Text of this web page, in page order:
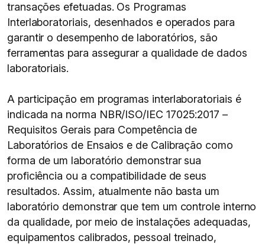
transações efetuadas. Os Programas
Interlaboratoriais, desenhados e operados para
garantir o desempenho de laboratórios, são
ferramentas para assegurar a qualidade de dados
laboratoriais.
A participação em programas interlaboratoriais é
indicada na norma NBR/ISO/IEC 17025:2017 –
Requisitos Gerais para Competência de
Laboratórios de Ensaios e de Calibração como
forma de um laboratório demonstrar sua
proficiência ou a compatibilidade de seus
resultados. Assim, atualmente não basta um
laboratório demonstrar que tem um controle interno
da qualidade, por meio de instalações adequadas,
equipamentos calibrados, pessoal treinado,